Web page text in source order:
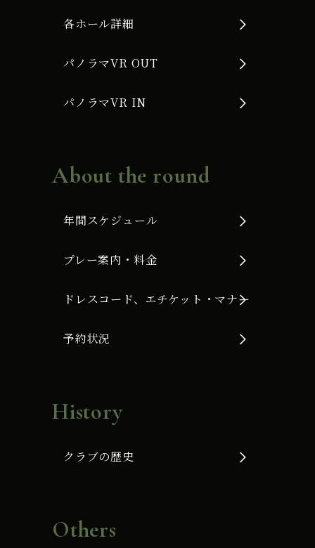
各ホール詳細
パノラマVR OUT
パノラマVR IN
About the round
年間スケジュール
プレー案内・料金
ドレスコード、エチケット・マナー
予約状況
History
クラブの歴史
Others